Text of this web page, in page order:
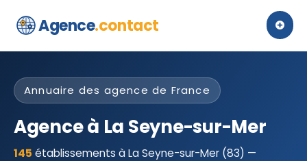
Agence.contact
Annuaire des agence de France
Agence à La Seyne-sur-Mer
145 établissements à La Seyne-sur-Mer (83) —